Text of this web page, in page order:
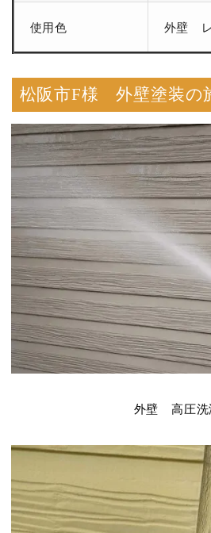
使用色 外壁
松阪市F様 外壁塗装の
外壁 高圧洗